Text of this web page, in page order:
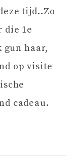
tijd..Zo
die 1e
haar,
op visite
cadeau.